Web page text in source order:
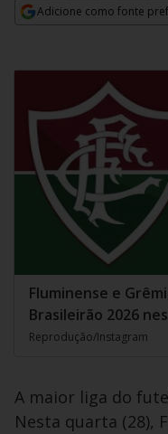
Adicione como fonte
Fluminense e
Brasileirão 2026
Reprodução/Instagram
A maior liga do
Nesta quarta (28),